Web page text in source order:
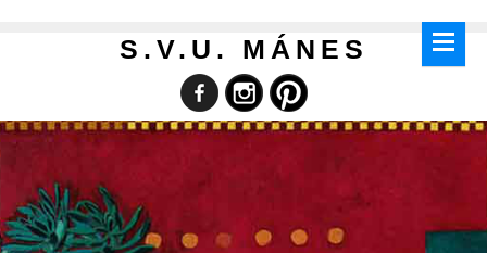
S.V.U. MÁNES